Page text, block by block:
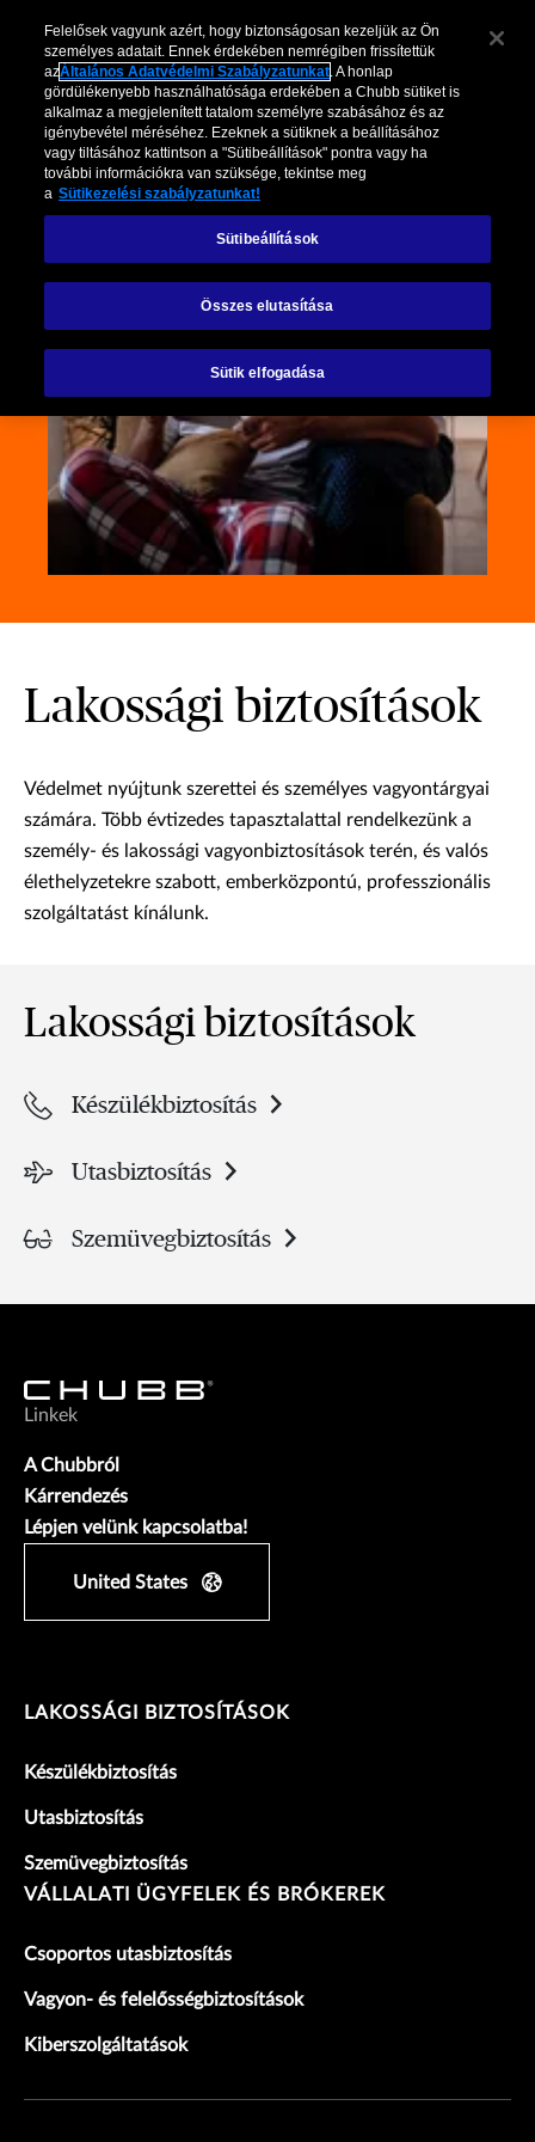
Lakossági biztosítások
Védelmet nyújtunk szerettei és személyes vagyontárgyai
számára. Több évtizedes tapasztalattal rendelkezünk a
személy- és lakossági vagyonbiztosítások terén, és valós
élethelyzetekre szabott, emberközpontú, professzionális
szolgáltatást kínálunk.
Lakossági biztosítások
Készülékbiztosítás
Utasbiztosítás
Szemüvegbiztosítás
Linkek
A Chubbról
Kárrendezés
Lépjen velünk kapcsolatba!
United States
LAKOSSÁGI BIZTOSÍTÁSOK
Készülékbiztosítás
Utasbiztosítás
Szemüvegbiztosítás
VÁLLALATI ÜGYFELEK ÉS BRÓKEREK
Csoportos utasbiztosítás
Vagyon- és felelősségbiztosítások
Kiberszolgáltatások
Felelősek vagyunk azért, hogy biztonságosan kezeljük az Ön
személyes adatait. Ennek érdekében nemrégiben frissítettük
azÁltalános Adatvédelmi Szabályzatunkat. A honlap
gördülékenyebb használhatósága erdekében a Chubb sütiket is
alkalmaz a megjelenített tatalom személyre szabásához és az
igénybevétel méréséhez. Ezeknek a sütiknek a beállításához
vagy tiltásához kattintson a "Sütibeállítások" pontra vagy ha
további információkra van szüksége, tekintse meg
a Sütikezelési szabályzatunkat!
Sütibeállítások
Összes elutasítása
Sütik elfogadása